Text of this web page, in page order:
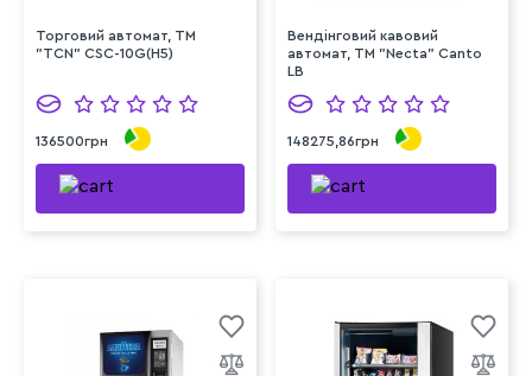
Торговий автомат, ТМ
"TCN" CSC-10G(H5)
136500грн
Вендінговий кавовий
автомат, ТМ "Necta" Canto
LB
148275,86грн